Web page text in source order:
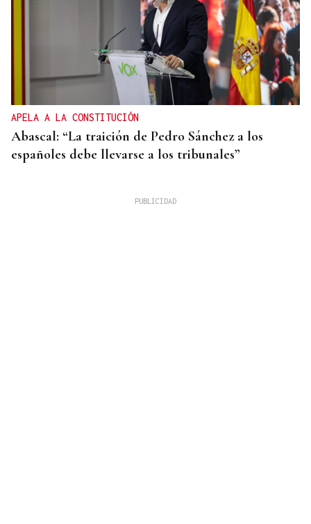
APELA A LA CONSTITUCIÓN
Abascal: “La traición de Pedro Sánchez a los
españoles debe llevarse a los tribunales”